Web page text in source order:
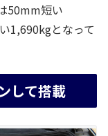
50mm短い
1,690kgとなって
して搭載